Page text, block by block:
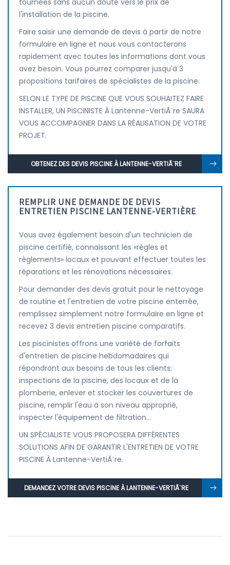
tournées sans aucun doute vers le prix de
l'installation de la piscine.
Faire saisir une demande de devis à partir de notre
formulaire en ligne et nous vous contacterons
rapidement avec toutes les informations dont vous
avez besoin. Vous pourrez comparer jusqu'à 3
propositions tarifaires de spécialistes de la piscine.
SELON LE TYPE DE PISCINE QUE VOUS SOUHAITEZ FAIRE
INSTALLER, UN PISCINISTE À Lantenne-VertiÃ¨re SAURA
VOUS ACCOMPAGNER DANS LA RÉALISATION DE VOTRE
PROJET.
OBTENEZ DES DEVIS PISCINE À LANTENNE-VERTIÃ¨RE
REMPLIR UNE DEMANDE DE DEVIS
ENTRETIEN PISCINE LANTENNE-VERTIÈRE
Vous avez également besoin d'un technicien de
piscine certifié, connaissant les «règles et
règlements» locaux et pouvant effectuer toutes les
réparations et les rénovations nécessaires.
Pour demander des devis gratuit pour le nettoyage
de routine et l'entretien de votre piscine enterrée,
remplissez simplement notre formulaire en ligne et
recevez 3 devis entretien piscine comparatifs.
Les piscinistes offrons une variété de forfaits
d'entretien de piscine hebdomadaires qui
répondront aux besoins de tous les clients:
inspections de la piscine, des locaux et de la
plomberie, enlever et stocker les couvertures de
piscine, remplir l'eau à son niveau approprié,
inspecter l'équipement de filtration...
UN SPÉCIALISTE VOUS PROPOSERA DIFFÉRENTES
SOLUTIONS AFIN DE GARANTIR L'ENTRETIEN DE VOTRE
PISCINE À Lantenne-VertiÃ¨re.
DEMANDEZ VOTRE DEVIS PISCINE À LANTENNE-VERTIÃ¨RE